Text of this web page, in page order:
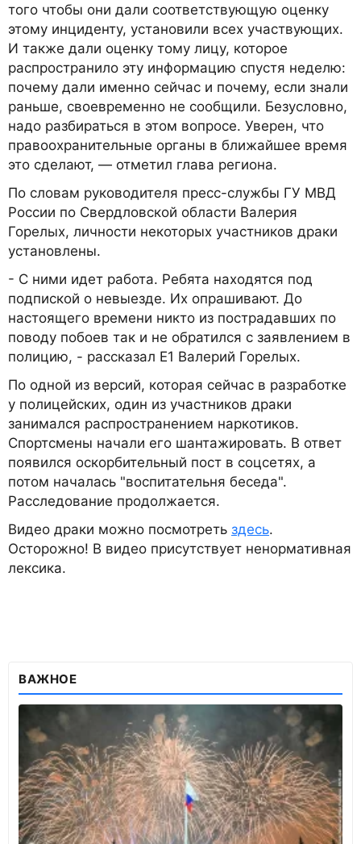
того чтобы они дали соответствующую оценку
этому инциденту, установили всех участвующих.
И также дали оценку тому лицу, которое
распространило эту информацию спустя неделю:
почему дали именно сейчас и почему, если знали
раньше, своевременно не сообщили. Безусловно,
надо разбираться в этом вопросе. Уверен, что
правоохранительные органы в ближайшее время
это сделают, — отметил глава региона.
По словам руководителя пресс-службы ГУ МВД
России по Свердловской области Валерия
Горелых, личности некоторых участников драки
установлены.
- С ними идет работа. Ребята находятся под
подпиской о невыезде. Их опрашивают. До
настоящего времени никто из пострадавших по
поводу побоев так и не обратился с заявлением в
полицию, - рассказал Е1 Валерий Горелых.
По одной из версий, которая сейчас в разработке
у полицейских, один из участников драки
занимался распространением наркотиков.
Спортсмены начали его шантажировать. В ответ
появился оскорбительный пост в соцсетях, а
потом началась "воспитательня беседа".
Расследование продолжается.
Видео драки можно посмотреть здесь.
Осторожно! В видео присутствует ненормативная
лексика.
ВАЖНОЕ